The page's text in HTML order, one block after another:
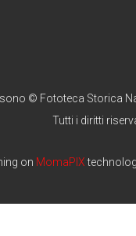
© Fototeca Storica
Tutti i diritti
on MomaPIX